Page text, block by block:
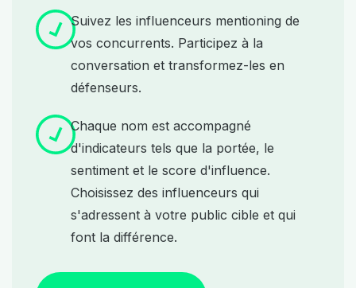
Suivez les influenceurs mentioning de
vos concurrents. Participez à la
conversation et transformez-les en
défenseurs.
Chaque nom est accompagné
d'indicateurs tels que la portée, le
sentiment et le score d'influence.
Choisissez des influenceurs qui
s'adressent à votre public cible et qui
font la différence.